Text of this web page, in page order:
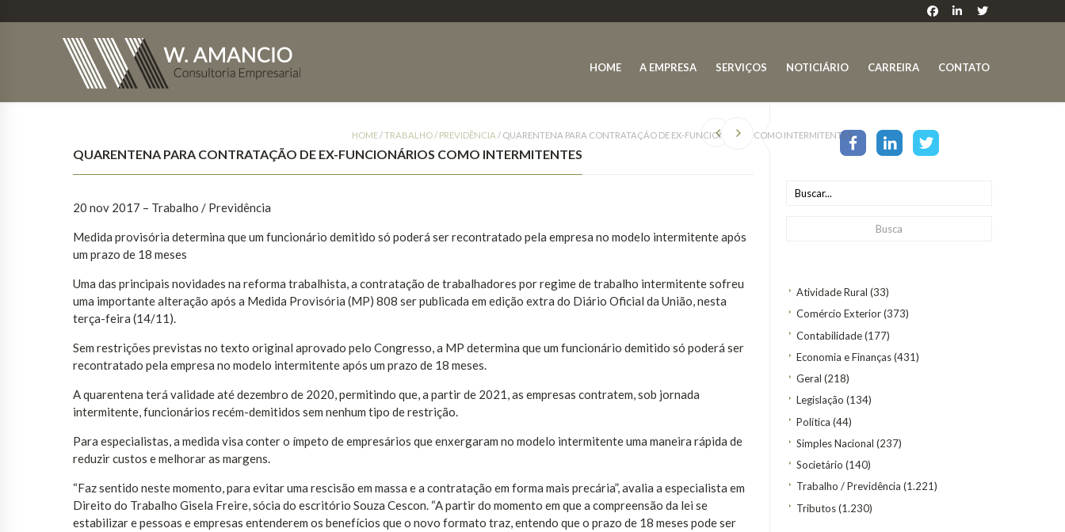
HOME A EMPRESA SERVIÇOS NOTICIÁRIO CARREIRA CONTATO
Atividade Rural (33)
Comércio Exterior(373)
Contabilidade(177)
Economia e Finanças(431)
Geral (218)
Legislação (134)
Política (44)
Simples Nacional (237)
Societário (140)
Trabalho / Previdência (1.221)
Tributos(1.230)
HOME/TRABALHO / PREVIDÊNCIA / QUARENTENA PARA CONTRATAÇÃO DE EX-FUNCIONÁRIOS COMO INTERMITENTES
QUARENTENA PARA CONTRATAÇÃO DE EX-FUNCIONÁRIOS COMO INTERMITENTES
20 nov 2017 – Trabalho / Previdência
Medida provisória determina que um funcionário demitido só poderá ser recontratado pela empresa no modelo intermitente após
um prazo de 18 meses
Uma das principais novidades na reforma trabalhista, a contratação de trabalhadores por regime de trabalho intermitente sofreu
uma importante alteração após a Medida Provisória (MP) 808 ser publicada em edição extra do Diário Oficial da União, nesta
terça-feira (14/11).
Sem restrições previstas no texto original aprovado pelo Congresso, a MP determina que um funcionário demitido só poderá ser
recontratado pela empresa no modelo intermitente após um prazo de 18 meses.
A quarentena terá validade até dezembro de 2020, permitindo que, a partir de 2021, as empresas contratem, sob jornada
intermitente, funcionários recém-demitidos sem nenhum tipo de restrição.
Para especialistas, a medida visa conter o ímpeto de empresários que enxergaram no modelo intermitente uma maneira rápida de
reduzir custos e melhorar as margens.
“Faz sentido neste momento, para evitar uma rescisão em massa e a contratação em forma mais precária”, avalia a especialista em
Direito do Trabalho Gisela Freire, sócia do escritório Souza Cescon. “A partir do momento em que a compreensão da lei se
estabilizar e pessoas e empresas entenderem os benefícios que o novo formato traz, entendo que o prazo de 18 meses pode ser